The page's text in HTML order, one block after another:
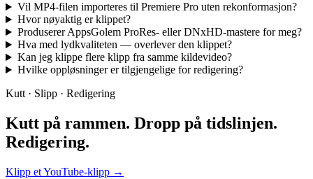
Vil MP4-filen importeres til Premiere Pro uten rekonformasjon?
Hvor nøyaktig er klippet?
Produserer AppsGolem ProRes- eller DNxHD-mastere for meg?
Hva med lydkvaliteten — overlever den klippet?
Kan jeg klippe flere klipp fra samme kildevideo?
Hvilke oppløsninger er tilgjengelige for redigering?
Kutt · Slipp · Redigering
Kutt på rammen. Dropp på tidslinjen.
Redigering.
Klipp et YouTube-klipp →